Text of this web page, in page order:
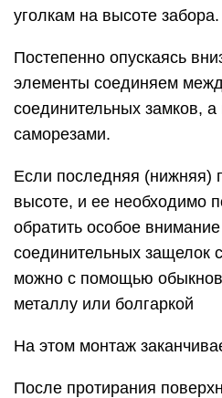
уголкам на высоте забора.
Постепенно опускаясь
элементы соединяем
соединительных замков, а
саморезами.
Если последняя (нижняя)
высоте, и ее необходимо
обратить особое
соединительных защелок
можно с помощью
металлу или болгаркой
На этом монтаж
После протирания